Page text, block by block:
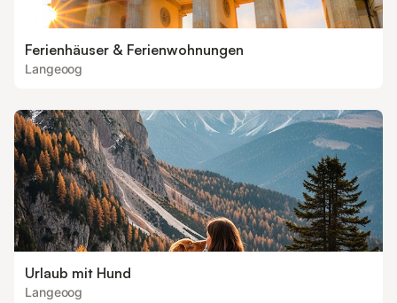
Ferienhäuser & Ferienwohnungen
Langeoog
Urlaub mit Hund
Langeoog